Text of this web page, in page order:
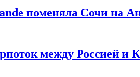
поменяла Сочи на
между Россией и